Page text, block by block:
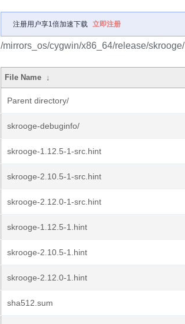
注册用户享1倍加速下载 立即注册
/mirrors_os/cygwin/x86_64/release/skrooge/
File Name ↓
Parent directory/
skrooge-debuginfo/
skrooge-1.12.5-1-src.hint
skrooge-2.10.5-1-src.hint
skrooge-2.12.0-1-src.hint
skrooge-1.12.5-1.hint
skrooge-2.10.5-1.hint
skrooge-2.12.0-1.hint
sha512.sum